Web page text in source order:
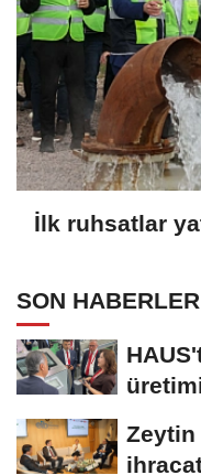
İlk ruhsatlar
SON HABERLER
Zeytin